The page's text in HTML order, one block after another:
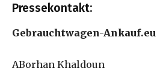
Pressekontakt:
Gebrauchtwagen-Ankauf.eu
ABorhan Khaldoun